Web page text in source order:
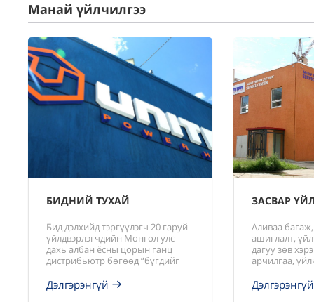
Манай үйлчилгээ
БИДНИЙ ТУХАЙ
Бид дэлхийд тэргүүлэгч 20 гаруй
үйлдвэрлэгчдийн Монгол улс
дахь албан ёсны цорын ганц
дистрибьютр бөгөөд “бүгдийг
зарчмыг баримтлан ажилладаг.
Дэлгэрэнгүй
ЗАСВАР
Аливаа
ашиглалт,
дагуу зөв
арчилгаа,
хэрэгслийн
ажиллагааг